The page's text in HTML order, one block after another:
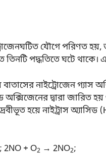
যৌগে পরিণত
তিনটি পদ্ধতিতে ঘটে থাকে।
নাইট্রোজেন গ্যাস
দ্বারা জারিত
হয়ে নাইট্রাস অ্যাসিড
2NO + O2 → 2NO2;